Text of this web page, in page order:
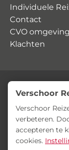
Individuele
Contact
CVO omgeving
Klachten
Verschoor
Verschoor
verbeteren.
accepteren te
cookies.